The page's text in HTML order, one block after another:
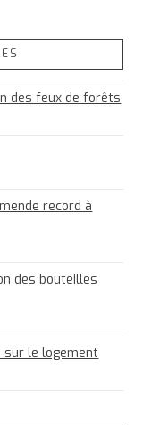
des feux de forêts
record à
des bouteilles
sur le logement